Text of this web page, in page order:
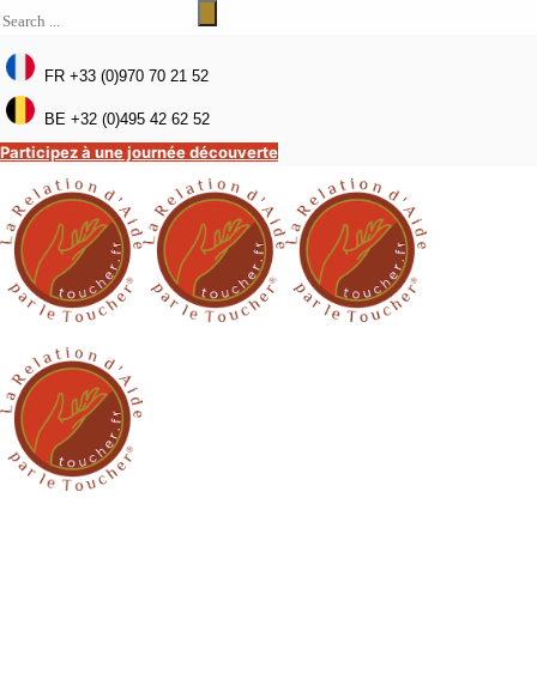
FR +33 (0)970 70 21 52
BE +32 (0)495 42 62 52
Participez à une journée découverte